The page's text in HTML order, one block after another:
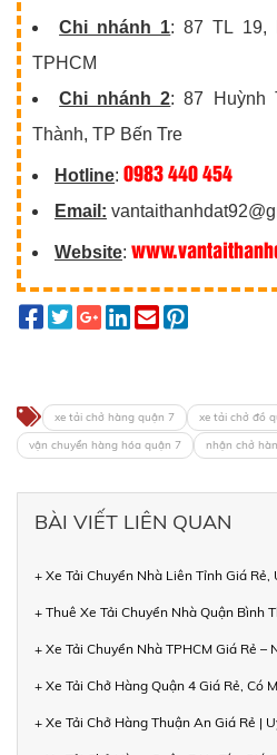
Chi nhánh 1: 87 TL 19,
TPHCM
Chi nhánh 2: 87 Huỳnh
Thành, TP Bến Tre
Hotline: 0983 440 454
Email:
Website:
xe tải chở hàng quận 7 xe tải chở đồ
vận chuyển hàng hóa quận 7
nhận chở
BÀI VIẾT LIÊN QUAN
+ Xe Tải Chuyển Nhà Liên Tỉnh Giá Rẻ,
+ Thuê Xe Tải Chuyển Nhà Quận Bình
+ Xe Tải Chuyển Nhà TPHCM Giá Rẻ –
+ Xe Tải Chở Hàng Quận 4 Giá Rẻ, Có
+ Xe Tải Chở Hàng Thuận An Giá Rẻ |